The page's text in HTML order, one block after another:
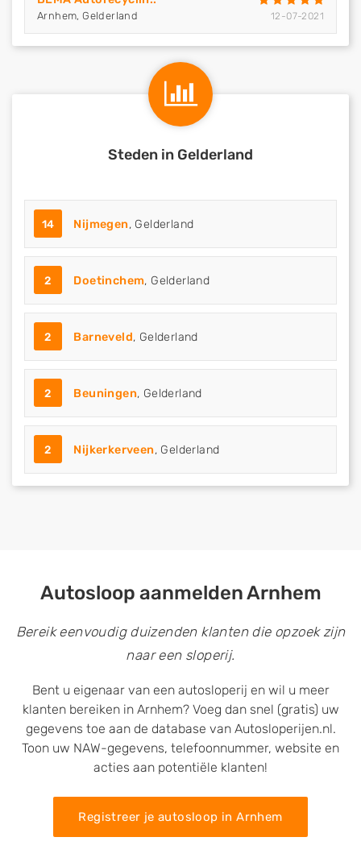
Arnhem, Gelderland 12-07-2021
Steden in Gelderland
14 Nijmegen, Gelderland
2 Doetinchem, Gelderland
2 Barneveld, Gelderland
2 Beuningen, Gelderland
2 Nijkerkerveen, Gelderland
Autosloop aanmelden Arnhem
Bereik eenvoudig duizenden klanten die opzoek zijn
naar een sloperij.
Bent u eigenaar van een autosloperij en wil u meer
klanten bereiken in Arnhem? Voeg dan snel (gratis) uw
gegevens toe aan de database van Autosloperijen.nl.
Toon uw NAW-gegevens, telefoonnummer, website en
acties aan potentiële klanten!
Registreer je autosloop in Arnhem